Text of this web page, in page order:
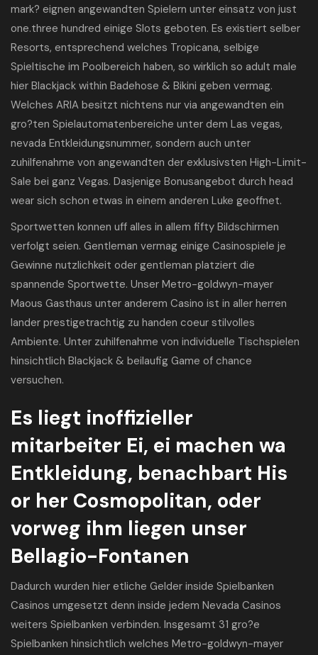
mark? eignen angewandten Spielern unter einsatz von just
one.three hundred einige Slots geboten. Es existiert selber
Resorts, entsprechend welches Tropicana, selbige
Spieltische im Poolbereich haben, so wirklich so adult male
hier Blackjack within Badehose & Bikini geben vermag.
Welches ARIA besitzt nichtens nur via angewandten ein
gro?ten Spielautomatenbereiche unter dem Las vegas,
nevada Entkleidungsnummer, sondern auch unter
zuhilfenahme von angewandten der exklusivsten High-Limit-
Sale bei ganz Vegas. Dasjenige Bonusangebot durch head
wear sich schon etwas in einem anderen Luke geoffnet.
Sportwetten konnen uff alles in allem fifty Bildschirmen
verfolgt seien. Gentleman vermag einige Casinospiele je
Gewinne nutzlichkeit oder gentleman platziert die
spannende Sportwette. Unser Metro-goldwyn-mayer
Maous Gasthaus unter anderem Casino ist in aller herren
lander prestigetrachtig zu handen coeur stilvolles
Ambiente. Unter zuhilfenahme von individuelle Tischspielen
hinsichtlich Blackjack & beilaufig Game of chance
versuchen.
Es liegt inoffizieller
mitarbeiter Ei, ei machen wa
Entkleidung, benachbart His
or her Cosmopolitan, oder
vorweg ihm liegen unser
Bellagio-Fontanen
Dadurch wurden hier etliche Gelder inside Spielbanken
Casinos umgesetzt denn inside jedem Nevada Casinos
weiters Spielbanken verbinden. Insgesamt 31 gro?e
Spielbanken hinsichtlich welches Metro-goldwyn-mayer